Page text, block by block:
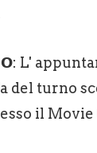
L'
del turno
il